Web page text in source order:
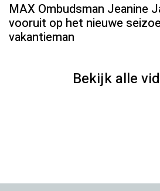
MAX Ombudsman Jeanine
vooruit op het nieuwe
vakantieman
Bekijk alle